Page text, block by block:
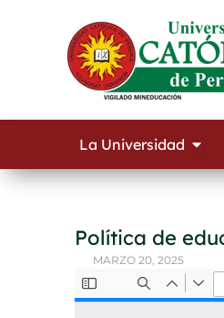
La Universidad
Política de
MARZO 20, 2025